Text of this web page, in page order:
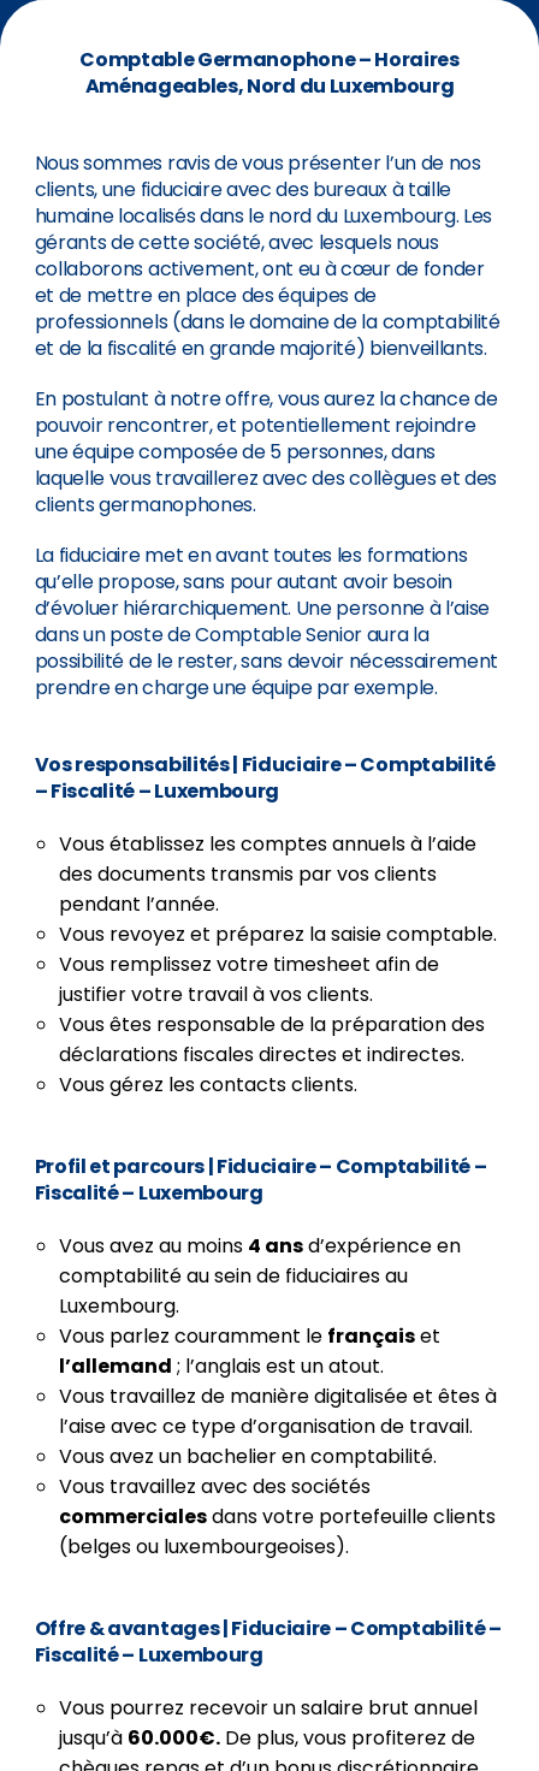
Comptable Germanophone – Horaires
Aménageables, Nord du Luxembourg
Nous sommes ravis de vous présenter l’un de nos
clients, une fiduciaire avec des bureaux à taille
humaine localisés dans le nord du Luxembourg. Les
gérants de cette société, avec lesquels nous
collaborons activement, ont eu à cœur de fonder
et de mettre en place des équipes de
professionnels (dans le domaine de la comptabilité
et de la fiscalité en grande majorité) bienveillants.
En postulant à notre offre, vous aurez la chance de
pouvoir rencontrer, et potentiellement rejoindre
une équipe composée de 5 personnes, dans
laquelle vous travaillerez avec des collègues et des
clients germanophones.
La fiduciaire met en avant toutes les formations
qu’elle propose, sans pour autant avoir besoin
d’évoluer hiérarchiquement. Une personne à l’aise
dans un poste de Comptable Senior aura la
possibilité de le rester, sans devoir nécessairement
prendre en charge une équipe par exemple.
Vos responsabilités| Fiduciaire – Comptabilité
– Fiscalité – Luxembourg
Vous établissez les comptes annuels à l’aide
des documents transmis par vos clients
pendant l’année.
Vous revoyez et préparez la saisie comptable.
Vous remplissez votre timesheet afin de
justifier votre travail à vos clients.
Vous êtes responsable de la préparation des
déclarations fiscales directes et indirectes.
Vous gérez les contacts clients.
Profil et parcours| Fiduciaire – Comptabilité –
Fiscalité – Luxembourg
Vous avez au moins 4 ansd’expérience en
comptabilité au sein de fiduciaires au
Luxembourg.
Vous parlez couramment le françaiset
l’allemand ; l’anglais est un atout.
Vous travaillez de manière digitalisée et êtes à
l’aise avec ce type d’organisation de travail.
Vous avez un bachelier en comptabilité.
Vous travaillez avec des sociétés
commercialesdans votre portefeuille clients
(belges ou luxembourgeoises).
Offre & avantages| Fiduciaire – Comptabilité –
Fiscalité – Luxembourg
Vous pourrez recevoir un salaire brut annuel
jusqu’à 60.000€.De plus, vous profiterez de